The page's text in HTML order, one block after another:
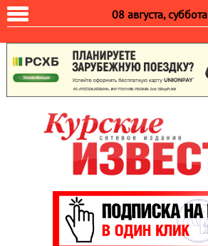
08 августа, суббота